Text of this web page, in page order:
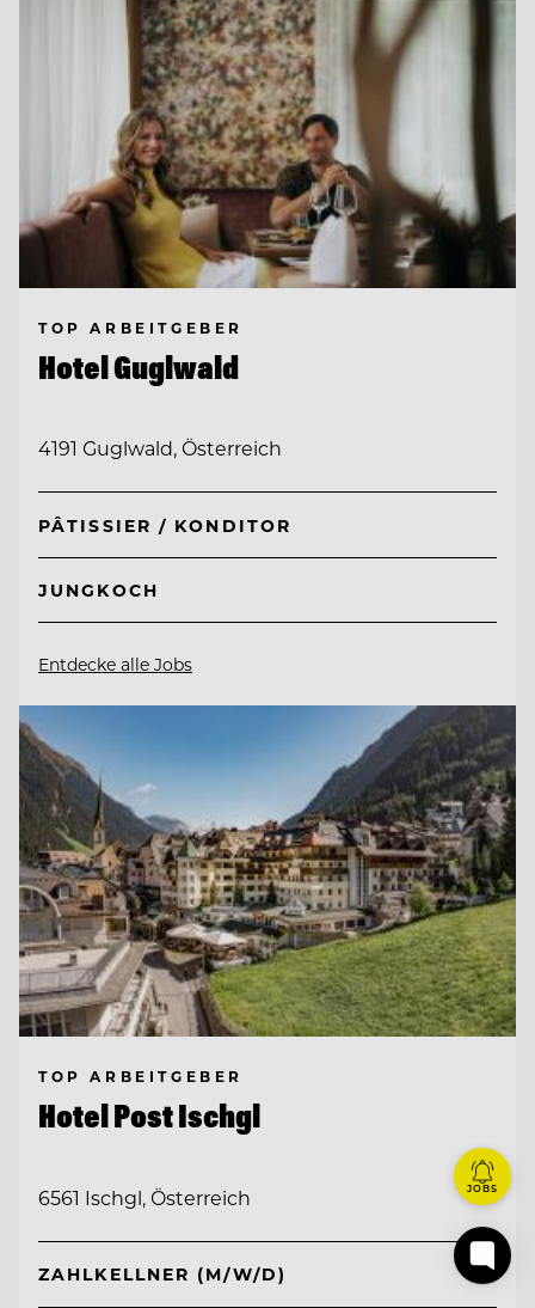
TOP ARBEITGEBER
Hotel Guglwald
4191 Guglwald, Österreich
PÂTISSIER / KONDITOR
JUNGKOCH
Entdecke alle Jobs
TOP ARBEITGEBER
Hotel Post Ischgl
6561 Ischgl, Österreich
ZAHLKELLNER (M/W/D)
JOBS